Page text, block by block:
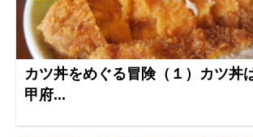
カツ丼をめぐる冒険（１）カツ丼
甲府...